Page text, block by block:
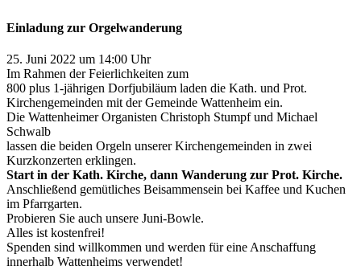
Einladung zur Orgelwanderung
25. Juni 2022 um 14:00 Uhr
Im Rahmen der Feierlichkeiten zum
800 plus 1-jährigen Dorfjubiläum laden die Kath. und Prot.
Kirchengemeinden mit der Gemeinde Wattenheim ein.
Die Wattenheimer Organisten Christoph Stumpf und Michael
Schwalb
lassen die beiden Orgeln unserer Kirchengemeinden in zwei
Kurzkonzerten erklingen.
Start in der Kath. Kirche, dann Wanderung zur Prot. Kirche.
Anschließend gemütliches Beisammensein bei Kaffee und Kuchen
im Pfarrgarten.
Probieren Sie auch unsere Juni-Bowle.
Alles ist kostenfrei!
Spenden sind willkommen und werden für eine Anschaffung
innerhalb Wattenheims verwendet!